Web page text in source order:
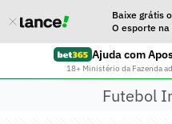
Baixe grátis
O esporte
Ajuda com
18+ Ministério da Fazenda
Futebol